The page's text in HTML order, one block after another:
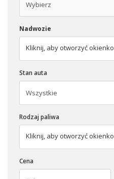
Nadwozie
Kliknij, aby otworzyć okienko
Stan auta
Rodzaj paliwa
Kliknij, aby otworzyć okienko
Cena